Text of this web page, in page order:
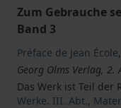
Zum Gebrauche
Band 3
Préface de Jean École,
Georg Olms Verlag, 2.
Das Werk ist Teil der
Werke. III. Abt.,